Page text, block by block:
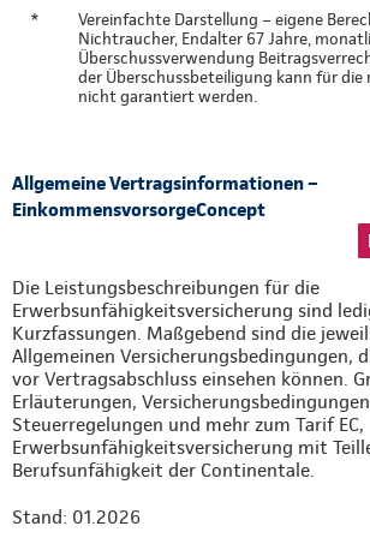
*
Vereinfachte Darstellung – eigene
Nichtraucher, Endalter 67 Jahre,
Überschussverwendung
der Überschussbeteiligung kann für die
nicht garantiert werden.
Allgemeine Vertragsinformationen –
EinkommensvorsorgeConcept
Die Leistungsbeschreibungen für die
Erwerbsunfähigkeitsversicherung sind
Kurzfassungen. Maßgebend sind die
Allgemeinen Versicherungsbedingungen,
vor Vertragsabschluss einsehen können.
Erläuterungen,
Steuerregelungen und mehr zum Tarif EC,
Erwerbsunfähigkeitsversicherung mit
Berufsunfähigkeit der Continentale.
Stand: 01.2026